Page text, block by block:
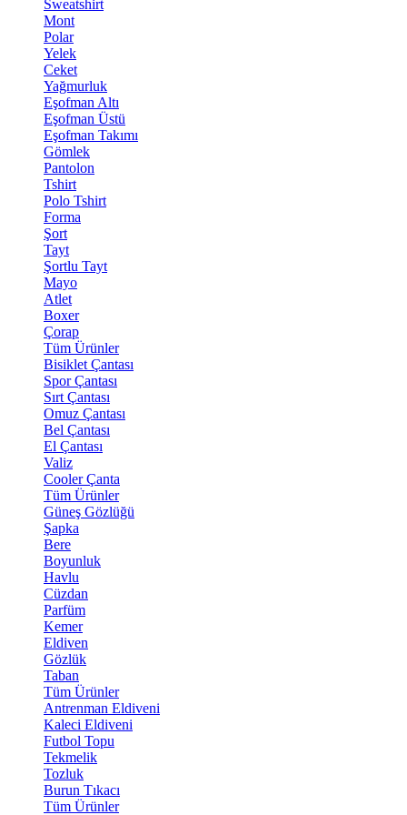
Sweatshirt
Mont
Polar
Yelek
Ceket
Yağmurluk
Eşofman Altı
Eşofman Üstü
Eşofman Takımı
Gömlek
Pantolon
Tshirt
Polo Tshirt
Forma
Şort
Tayt
Şortlu Tayt
Mayo
Atlet
Boxer
Çorap
Tüm Ürünler
Bisiklet Çantası
Spor Çantası
Sırt Çantası
Omuz Çantası
Bel Çantası
El Çantası
Valiz
Cooler Çanta
Tüm Ürünler
Güneş Gözlüğü
Şapka
Bere
Boyunluk
Havlu
Cüzdan
Parfüm
Kemer
Eldiven
Gözlük
Taban
Tüm Ürünler
Antrenman Eldiveni
Kaleci Eldiveni
Futbol Topu
Tekmelik
Tozluk
Burun Tıkacı
Tüm Ürünler